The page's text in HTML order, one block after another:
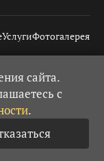
УслугиФотогалерея
сайта.
с
.